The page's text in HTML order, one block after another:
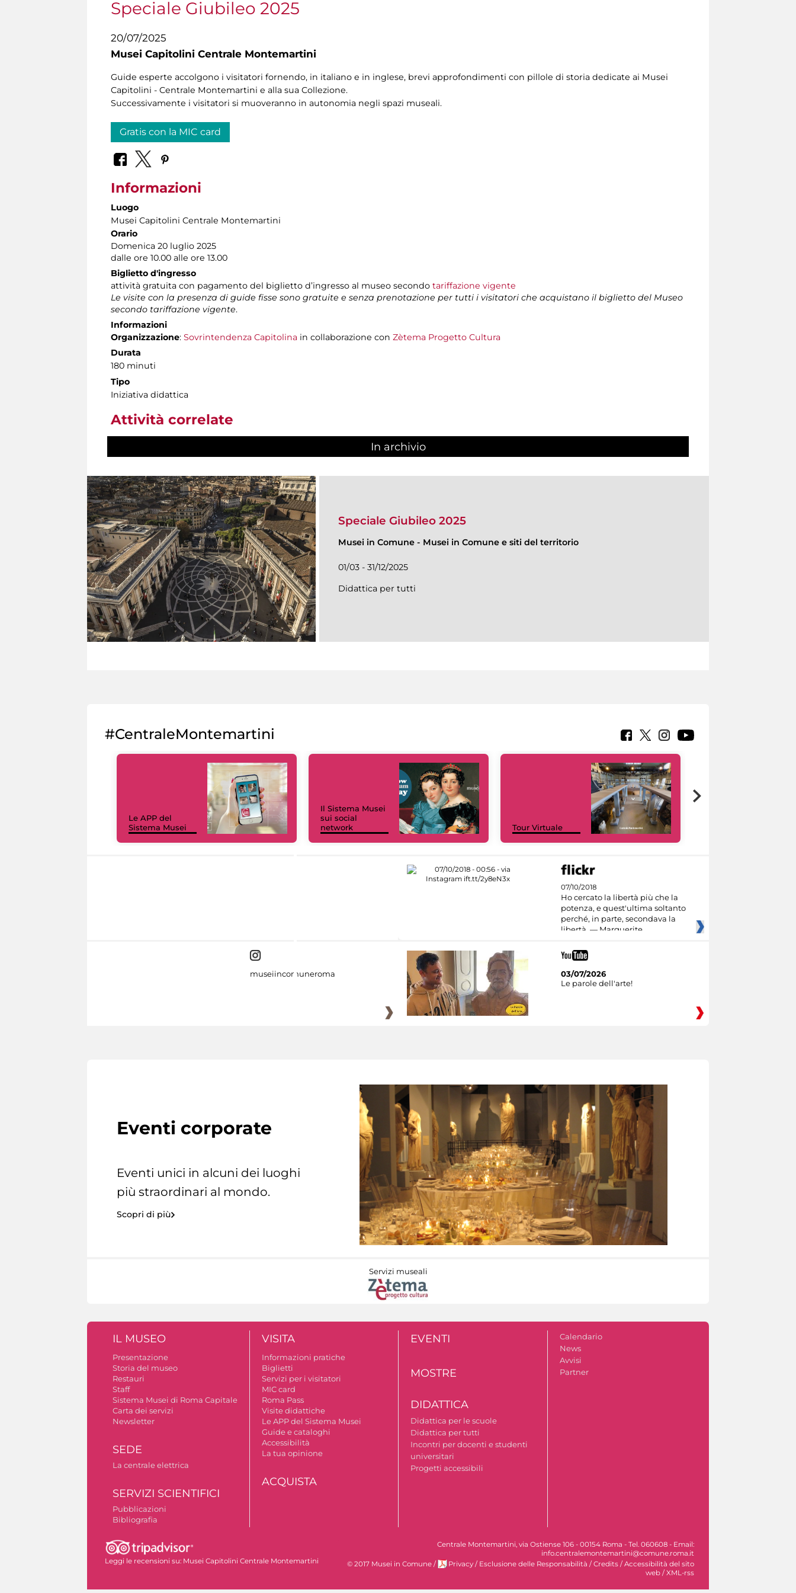
Speciale Giubileo 2025
20/07/2025
Musei Capitolini Centrale Montemartini
Guide esperte accolgono i visitatori fornendo, in italiano e in inglese, brevi approfondimenti con pillole di storia dedicate ai Musei
Capitolini - Centrale Montemartini e alla sua Collezione.
Successivamente i visitatori si muoveranno in autonomia negli spazi museali.
Gratis con la MIC card
Informazioni
Luogo
Musei Capitolini Centrale Montemartini
Orario
Domenica 20 luglio 2025
dalle ore 10.00 alle ore 13.00
Biglietto d'ingresso
attività gratuita con pagamento del biglietto d’ingresso al museo secondo tariffazione vigente
Le visite con la presenza di guide fisse sono gratuite e senza prenotazione per tutti i visitatori che acquistano il biglietto del Museo
secondo tariffazione vigente.
Informazioni
Organizzazione: Sovrintendenza Capitolina in collaborazione con Zètema Progetto Cultura
Durata
180 minuti
Tipo
Iniziativa didattica
Attività correlate
In archivio
Speciale Giubileo 2025
Musei in Comune - Musei in Comune e siti del territorio
01/03 - 31/12/2025
Didattica per tutti
#CentraleMontemartini
Le APP del
Sistema Musei
Il Sistema Musei
sui social
network
Tour Virtuale
07/10/2018
Ho cercato la libertà più che la
potenza, e quest'ultima soltanto
perché, in parte, secondava la
libertà. — Marguerite
museiincomuneroma
03/07/2026
Le parole dell'arte!
Eventi corporate
Eventi unici in alcuni dei luoghi
più straordinari al mondo.
Scopri di più
Servizi museali
IL MUSEO
Presentazione
Storia del museo
Restauri
Staff
Sistema Musei di Roma Capitale
Carta dei servizi
Newsletter
SEDE
La centrale elettrica
SERVIZI SCIENTIFICI
Pubblicazioni
Bibliografia
VISITA
Informazioni pratiche
Biglietti
Servizi per i visitatori
MIC card
Roma Pass
Visite didattiche
Le APP del Sistema Musei
Guide e cataloghi
Accessibilità
La tua opinione
ACQUISTA
EVENTI
MOSTRE
DIDATTICA
Didattica per le scuole
Didattica per tutti
Incontri per docenti e studenti
universitari
Progetti accessibili
Calendario
News
Avvisi
Partner
Leggi le recensioni su: Musei Capitolini Centrale Montemartini
Centrale Montemartini, via Ostiense 106 - 00154 Roma - Tel. 060608 - Email:
info.centralemontemartini@comune.roma.it
© 2017 Musei in Comune / Privacy / Esclusione delle Responsabilità /Credits /Accessibilità del sito
web /XML-rss